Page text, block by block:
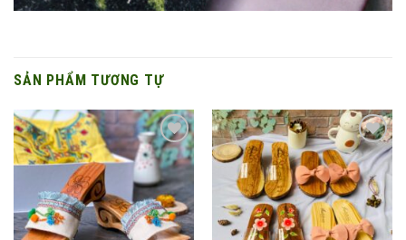
SẢN PHẨM TƯƠNG TỰ
Add to
wishlist
Add to
wishlist